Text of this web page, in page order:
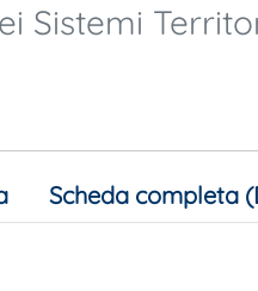
Sistemi
Scheda completa